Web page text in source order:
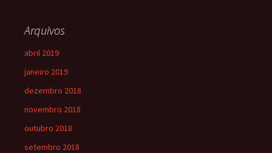
Arquivos
abril 2019
janeiro 2019
dezembro 2018
novembro 2018
outubro 2018
setembro 2018